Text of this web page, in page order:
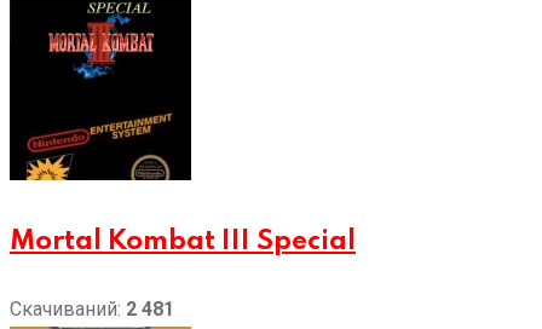
Mortal Kombat III Special
Скачиваний: 2 481